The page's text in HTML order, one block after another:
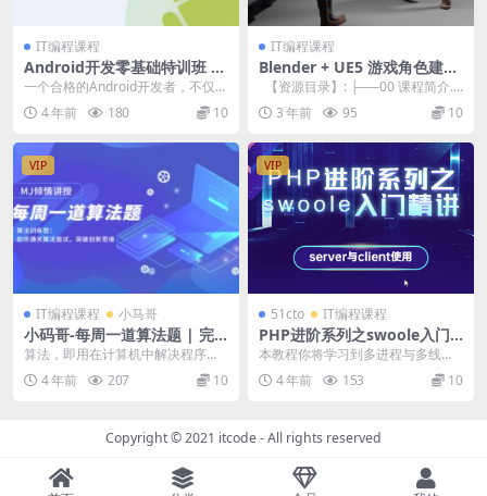
IT编程课程
Android开发零基础特训班 |
完结
一个合格的Android开发者，不仅需
要对于语言和工具足够的熟练，更
需要具备工程...
4 年前 180 10
IT编程课程
Blender + UE5 游戏角色建模
材质绑定动画全流程
【资源目录】: ├──00 课程简介.
mkv 30.06M ├──...
3 年前 95 10
VIP
IT编程课程 小马哥
小码哥-每周一道算法题 | 完
结
算法，即用在计算机中解决程序设
计问题的方法。通俗点说，就是计
算机解题的过程。有一...
4 年前 207 10
VIP
51cto IT编程课程
PHP进阶系列之swoole入门
精讲 | 完结
本教程你将学习到多进程与多线程s
erver的使用，client使用数据共享t
ab...4 年前 153 10
Copyright © 2021 itcode- All rights reserved